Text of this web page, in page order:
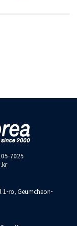
7025
1-ro, Geumcheon-